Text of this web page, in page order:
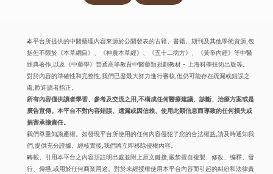
本平台所提供的中醫藥理內容來源於公開發表的古籍、書籍、期刊及其他學術資源,包
括但不限於《本草綱目》、《神農本草經》、《五十二病方》、《黃帝內經》等中醫
經典著作,以及《中藥學》普通高等教育中醫藥類規劃教材 - 上海科學技術出版等。
對於內容的準確性和完整性,我們已盡最大努力進行審核,但仍可能存在疏漏或錯誤之
處,歡迎讀者指正。
所有內容僅供讀者學習、參考及交流之用,不構成任何醫療建議、診斷、治療方案或是
廣告宣傳。本平台不對內容錯誤、遺漏或因信賴、使用此類信息而導致的任何損失或
損害承擔責任。
我們尊重知識產權。如發現平台所使用的任何內容侵犯了您的合法權益,請及時通知我
們,提供充分證據。經核實後,我們將立即移除侵權內容。
轉載、引用本平台之內容須註明出處並附上原文鏈接,嚴禁擅自複製、修改、编釋、發
行、傳播,或用於任何商業用途。對於未經授權使用本平台內容而引起的糾紛和法律責